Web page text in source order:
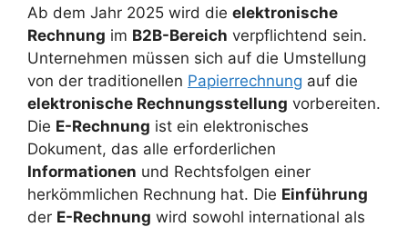
Ab dem Jahr 2025 wird die elektronische
Rechnung im B2B-Bereich verpflichtend sein.
Unternehmen müssen sich auf die Umstellung
von der traditionellen Papierrechnung auf die
elektronische Rechnungsstellung vorbereiten.
Die E-Rechnung ist ein elektronisches
Dokument, das alle erforderlichen
Informationen und Rechtsfolgen einer
herkömmlichen Rechnung hat. Die Einführung
der E-Rechnung wird sowohl international als